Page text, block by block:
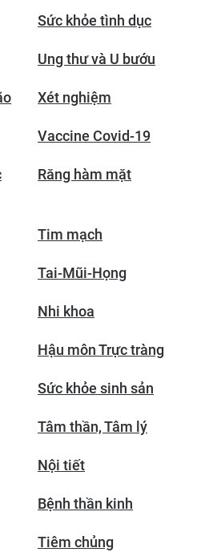
Sức khỏe tình dục
Ung thư và U bướu
Xét nghiệm
Vaccine Covid-19
Răng hàm mặt
Tim mạch
Tai-Mũi-Họng
Nhi khoa
Hậu môn Trực tràng
Sức khỏe sinh sản
Tâm thần, Tâm lý
Nội tiết
Bệnh thần kinh
Tiêm chủng